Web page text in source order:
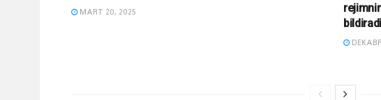
MART 20, 2025